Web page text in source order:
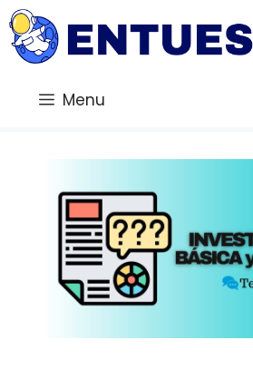
Saltar
al
contenido
Menu